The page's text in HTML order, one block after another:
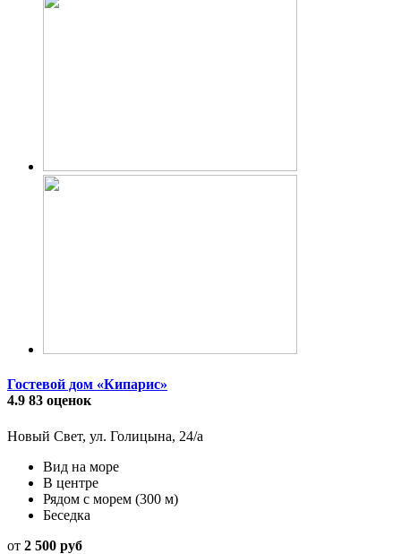
Гостевой дом «Кипарис»
4.9 83 оценок
Новый Свет, ул. Голицына, 24/а
Вид на море
В центре
Рядом с морем (300 м)
Беседка
от 2 500 руб